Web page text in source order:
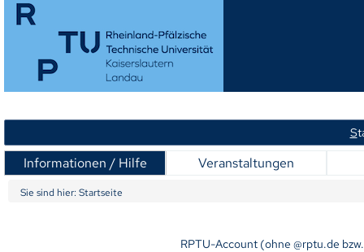
S
Informationen / Hilfe Veranstaltungen
Sie sind hier: Startseite
RPTU-Account (ohne @rptu.de